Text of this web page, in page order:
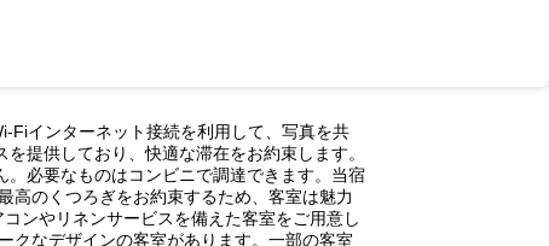
Fiインターネット接続を利用して、写真を共
提供しており、快適な滞在をお約束します。
必要なものはコンビニで調達できます。当宿
高のくつろぎをお約束するため、客室は魅力
ンやリネンサービスを備えた客室をご用意し
クなデザインの客室があります。一部の客室